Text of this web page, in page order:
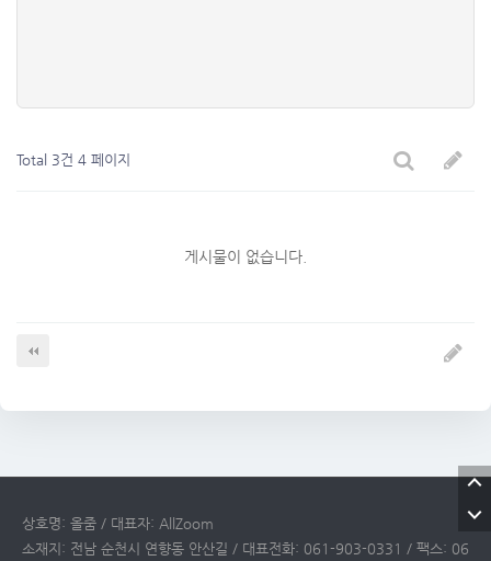
Total 3건 4 페이지
게시물이 없습니다.
상호명: 올줌 / 대표자: AllZoom
소재지: 전남 순천시 연향동 안산길 / 대표전화: 061-903-0331 / 팩스: 06